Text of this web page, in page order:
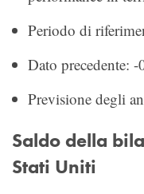
Periodo di
Dato precedente: -
Previsione degli
Saldo della
Stati Uniti